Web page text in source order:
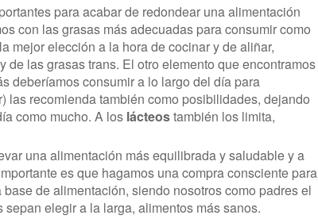
para acabar de redondear una alimentación
con las grasas más adecuadas para consumir como
mejor elección a la hora de cocinar y de aliñar,
las grasas trans. El otro elemento que encontramos
deberíamos consumir a lo largo del día para
las recomienda también como posibilidades, dejando
como mucho. A los lácteostambién los limita,
una alimentación más equilibrada y saludable y a
es que hagamos una compra consciente para
de alimentación, siendo nosotros como padres el
elegir a la larga, alimentos más sanos.